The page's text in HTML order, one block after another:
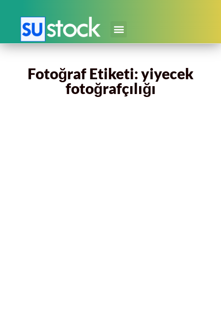
Fotoğraf Etiketi: yiyecek
fotoğrafçılığı